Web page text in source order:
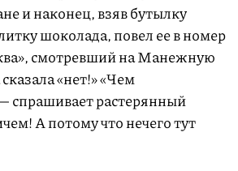
и наконец, взяв бутылку
шоколада, повел ее в номер
смотревший на Манежную
«нет!» «Чем
спрашивает растерянный
А потому что нечего тут